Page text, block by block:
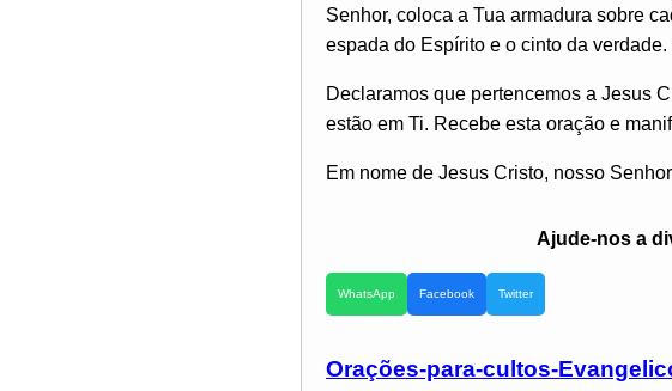
Senhor, coloca a Tua armadura sobre
espada do Espírito e o cinto da
Declaramos que pertencemos a Jesus
estão em Ti. Recebe esta oração e
Em nome de Jesus Cristo, nosso
Ajude-nos a
WhatsApp Facebook Twitter
Orações-para-cultos-